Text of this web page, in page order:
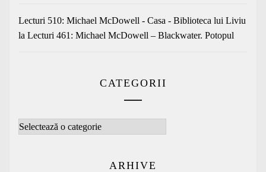
Lecturi 510: Michael McDowell - Casa - Biblioteca lui Liviu
la Lecturi 461: Michael McDowell – Blackwater. Potopul
CATEGORII
Categorii
ARHIVE